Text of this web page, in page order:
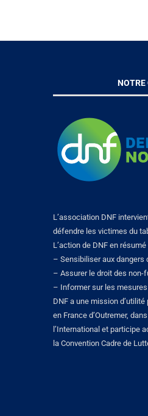
NOTRE
L’association DNF
défendre les victimes du
L’action de DNF en résumé
– Sensibiliser aux dangers
– Assurer le droit des non-
– Informer sur les
DNF a une mission
en France d’Outremer,
l’International et participe
la Convention Cadre de